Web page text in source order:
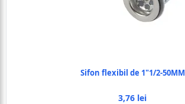
Sifon flexibil de 1"1/2-50MM
3,76 lei